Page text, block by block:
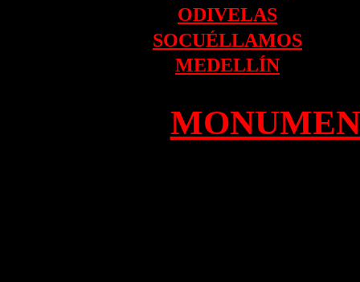
ODIVELAS
SOCUÉLLAMOS
MEDELLÍN